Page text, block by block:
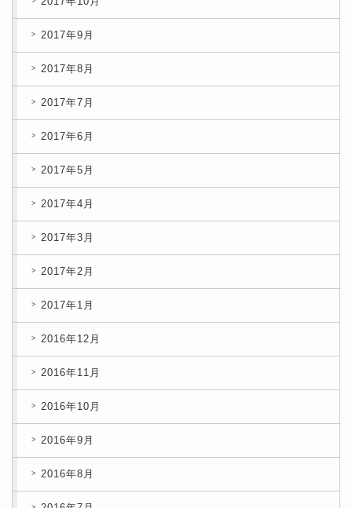
2017年9月
2017年8月
2017年7月
2017年6月
2017年5月
2017年4月
2017年3月
2017年2月
2017年1月
2016年12月
2016年11月
2016年10月
2016年9月
2016年8月